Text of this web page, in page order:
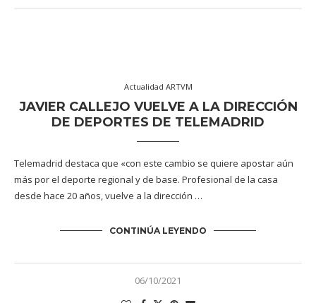
Actualidad ARTVM
JAVIER CALLEJO VUELVE A LA DIRECCIÓN
DE DEPORTES DE TELEMADRID
Telemadrid destaca que «con este cambio se quiere apostar aún
más por el deporte regional y de base. Profesional de la casa
desde hace 20 años, vuelve a la dirección …
CONTINÚA LEYENDO
06/10/2021